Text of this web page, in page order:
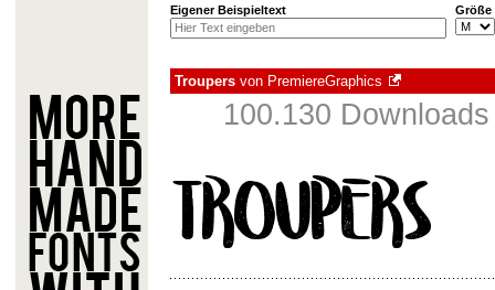
Eigener Beispieltext Größe
Troupers von PremiereGraphics
100.130